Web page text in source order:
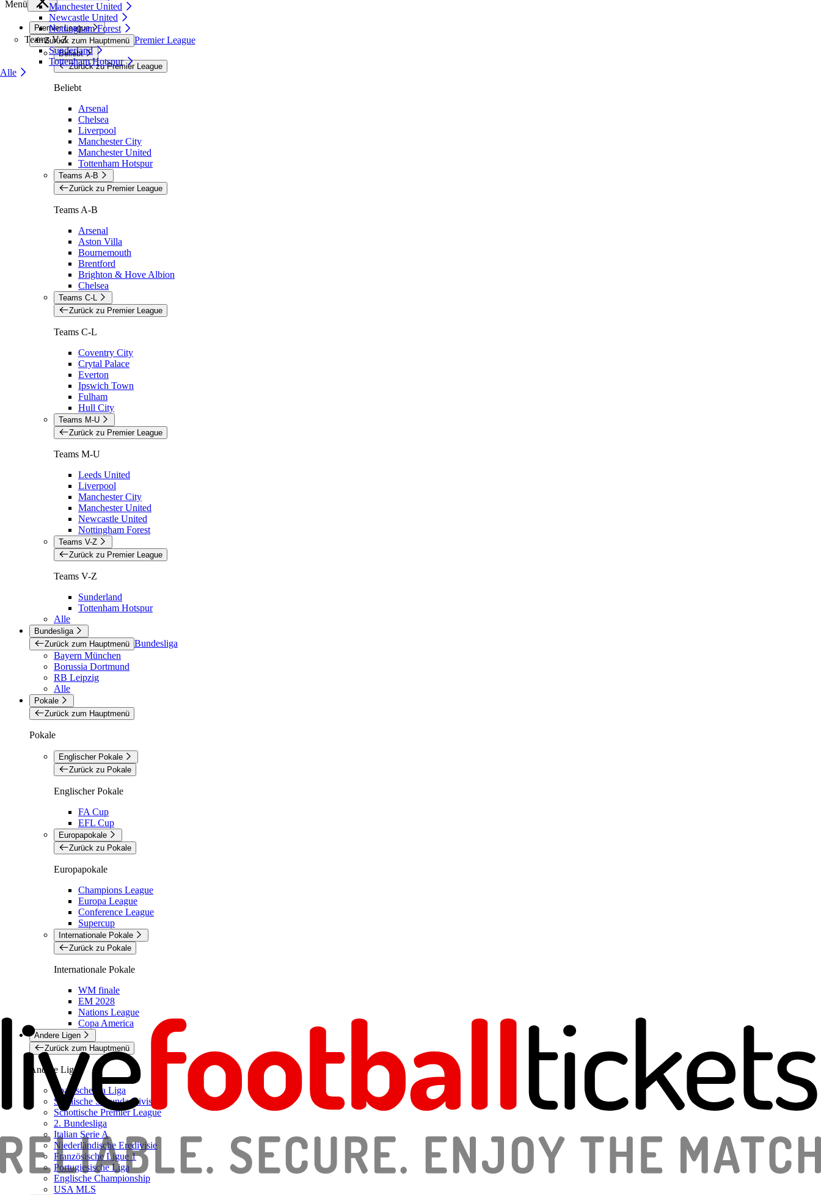
Manchester United
Newcastle United
Nottingham Forest
Teams V-Z
Sunderland
Tottenham Hotspur
Alle
Menü
Premier League
Zurück zum Hauptmenü Premier League
Beliebt
Zurück zu Premier League
Beliebt
Arsenal
Chelsea
Liverpool
Manchester City
Manchester United
Tottenham Hotspur
Teams A-B
Zurück zu Premier League
Teams A-B
Arsenal
Aston Villa
Bournemouth
Brentford
Brighton & Hove Albion
Chelsea
Teams C-L
Zurück zu Premier League
Teams C-L
Coventry City
Crytal Palace
Everton
Ipswich Town
Fulham
Hull City
Teams M-U
Zurück zu Premier League
Teams M-U
Leeds United
Liverpool
Manchester City
Manchester United
Newcastle United
Nottingham Forest
Teams V-Z
Zurück zu Premier League
Teams V-Z
Sunderland
Tottenham Hotspur
Alle
Bundesliga
Zurück zum Hauptmenü Bundesliga
Bayern München
Borussia Dortmund
RB Leipzig
Alle
Pokale
Zurück zum Hauptmenü
Pokale
Englischer Pokale
Zurück zu Pokale
Englischer Pokale
FA Cup
EFL Cup
Europapokale
Zurück zu Pokale
Europapokale
Champions League
Europa League
Conference League
Supercup
Internationale Pokale
Zurück zu Pokale
Internationale Pokale
WM finale
EM 2028
Nations League
Copa America
Andere Ligen
Zurück zum Hauptmenü
Andere Ligen
Spanische La Liga
Spanische Segunda Division
Schottische Premier League
2. Bundesliga
Italian Serie A
Niederländische Eredivisie
Französische Ligue 1
Portugiesische Liga
Englische Championship
USA MLS